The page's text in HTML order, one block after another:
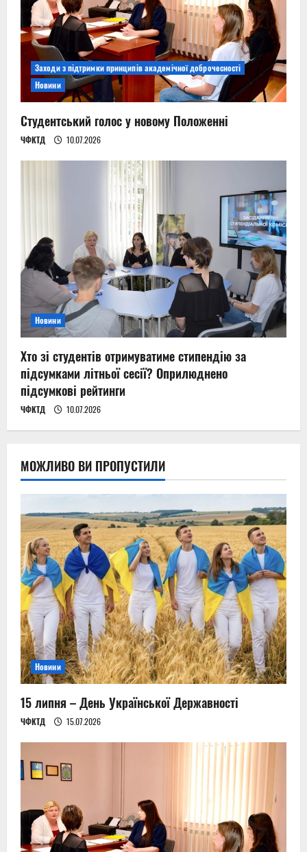
Заходи з підтримки принципів академічної доброчесності
Новини
Студентський голос у новому Положенні
ЧФКТД 10.07.2026
Новини
Хто зі студентів отримуватиме стипендію за
підсумками літньої сесії? Оприлюднено
підсумкові рейтинги
ЧФКТД 10.07.2026
МОЖЛИВО ВИ ПРОПУСТИЛИ
Новини
15 липня – День Української Державності
ЧФКТД 15.07.2026